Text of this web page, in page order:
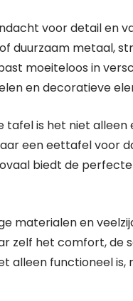
voor detail en
duurzaam metaal,
moeiteloos in
en decoratieve
is het niet
een eettafel voor
biedt de
materialen en
zelf het comfort, de
alleen functioneel